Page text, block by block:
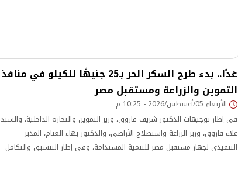
غدًا.. بدء طرح السكر الحر بـ25 جنيهًا للكيلو في منافذ
التموين والزراعة ومستقبل مصر
الأربعاء 05/أغسطس/2026 - 10:25 م
في إطار توجيهات الدكتور شريف فاروق، وزير التموين والتجارة الداخلية، والسيد
علاء فاروق، وزير الزراعة واستصلاح الأراضي، والدكتور بهاء الغنام، المدير
التنفيذى لجهاز مستقبل مصر للتنمية المستدامة، وفي إطار التنسيق والتكامل